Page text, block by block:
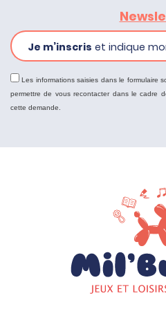
Je m’inscris et indique
Les informations saisies dans le formulaire
permettre de vous recontacter dans le cadre
cette demande.